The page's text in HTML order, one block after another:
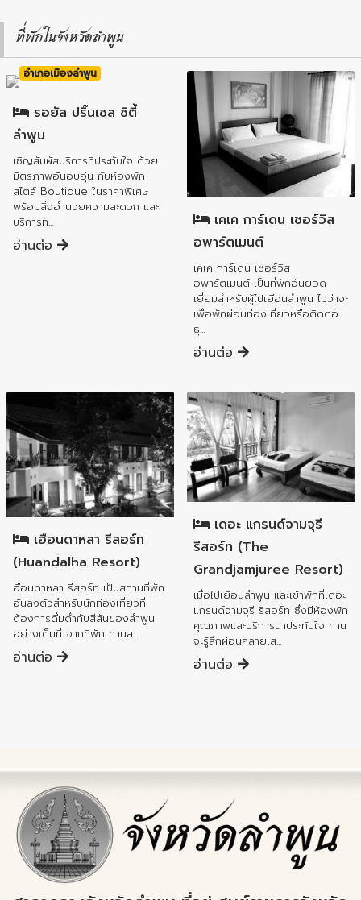
ที่พักในจังหวัดลำพูน
อำเภอเมืองลำพูน
รอยัล ปริ๊นเซส ซิตี้
ลำพูน
เชิญสัมผัสบริการที่ประทับใจ ด้วย
มิตรภาพอันอบอุ่น กับห้องพัก
สไตล์ Boutique ในราคาพิเศษ
พร้อมสิ่งอำนวยความสะดวก และ
บริการท...
อ่านต่อ
อำเภอเมืองลำพูน
เคเค การ์เดน เซอร์วิส
อพาร์ตเมนต์
เคเค การ์เดน เซอร์วิส
อพาร์ตเมนต์ เป็นที่พักอันยอด
เยี่ยมสำหรับผู้ไปเยือนลำพูน ไม่ว่าจะ
เพื่อพักผ่อนท่องเที่ยวหรือติดต่อ
ธุ...
อ่านต่อ
อำเภอเมืองลำพูน
เฮือนดาหลา รีสอร์ท
(Huandalha Resort)
ฮือนดาหลา รีสอร์ท เป็นสถานที่พัก
อันลงตัวสำหรับนักท่องเที่ยวที่
ต้องการดื่มด่ำกับสีสันของลำพูน
อย่างเต็มที่ จากที่พัก ท่านส...
อ่านต่อ
อำเภอเมืองลำพูน
เดอะ แกรนด์จามจุรี
รีสอร์ท (The
Grandjamjuree Resort)
เมื่อไปเยือนลำพูน และเข้าพักที่เดอะ
แกรนด์จามจุรี รีสอร์ท ซึ่งมีห้องพัก
คุณภาพและบริการน่าประทับใจ ท่าน
จะรู้สึกผ่อนคลายเส...
อ่านต่อ